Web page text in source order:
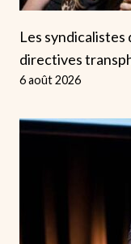
Les
directives
6 août 2026